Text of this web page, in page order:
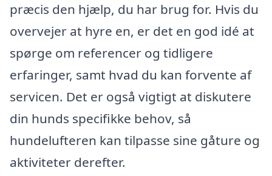
præcis den hjælp, du har brug for. Hvis du
overvejer at hyre en, er det en god idé at
spørge om referencer og tidligere
erfaringer, samt hvad du kan forvente af
servicen. Det er også vigtigt at diskutere
din hunds specifikke behov, så
hundelufteren kan tilpasse sine gåture og
aktiviteter derefter.